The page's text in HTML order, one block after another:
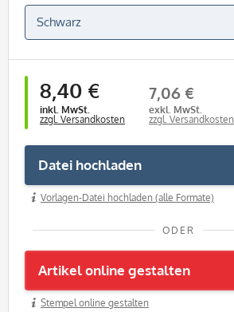
8,40 €
inkl. MwSt.
zzgl. Versandkosten
7,06 €
exkl. MwSt.
zzgl. Versandkosten
Datei hochladen
Vorlagen-Datei hochladen (alle Formate)
ODER
Artikel online gestalten
Stempel online gestalten